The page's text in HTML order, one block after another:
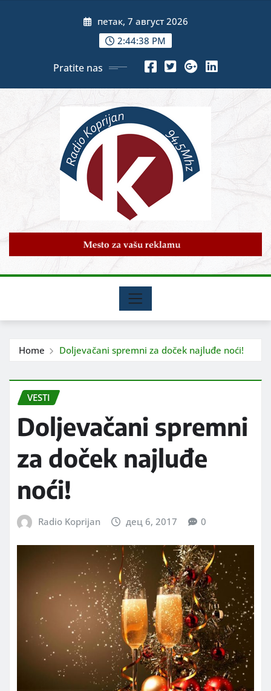
петак, 7 август 2026
2:44:40 PM
Pratite nas
Home Doljevačani spremni za doček najluđe noći!
VESTI
Doljevačani spremni
za doček najluđe
noći!
Radio Koprijan дец 6, 2017 0